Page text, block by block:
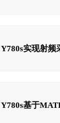
Y780s实现射频
Y780s基于